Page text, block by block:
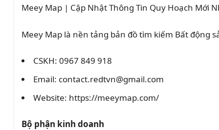
Meey Map | Cập Nhật Thông Tin Quy Hoạch Mới
Meey Map là nền tảng bản đồ tìm kiếm Bất động
CSKH: 0967 849 918
Email: contact.redtvn@gmail.com
Website: https://meeymap.com/
Bộ phận kinh doanh